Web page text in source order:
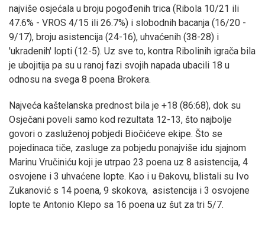
najviše osjećala u broju pogođenih trica (Ribola 10/21 ili
47.6% - VROS 4/15 ili 26.7%) i slobodnih bacanja (16/20 -
9/17), broju asistencija (24-16), uhvaćenih (38-28) i
'ukradenih' lopti (12-5). Uz sve to, kontra Ribolinih igrača bila
je ubojitija pa su u ranoj fazi svojih napada ubacili 18 u
odnosu na svega 8 poena Brokera.
Najveća kaštelanska prednost bila je +18 (86:68), dok su
Osječani poveli samo kod rezultata 12-13, što najbolje
govori o zasluženoj pobjedi Biočićeve ekipe. Što se
pojedinaca tiče, zasluge za pobjedu ponajviše idu sjajnom
Marinu Vručiniću koji je utrpao 23 poena uz 8 asistencija, 4
osvojene i 3 uhvaćene lopte. Kao i u Đakovu, blistali su Ivo
Zukanović s 14 poena, 9 skokova, asistencija i 3 osvojene
lopte te Antonio Klepo sa 16 poena uz šut za tri 5/7.